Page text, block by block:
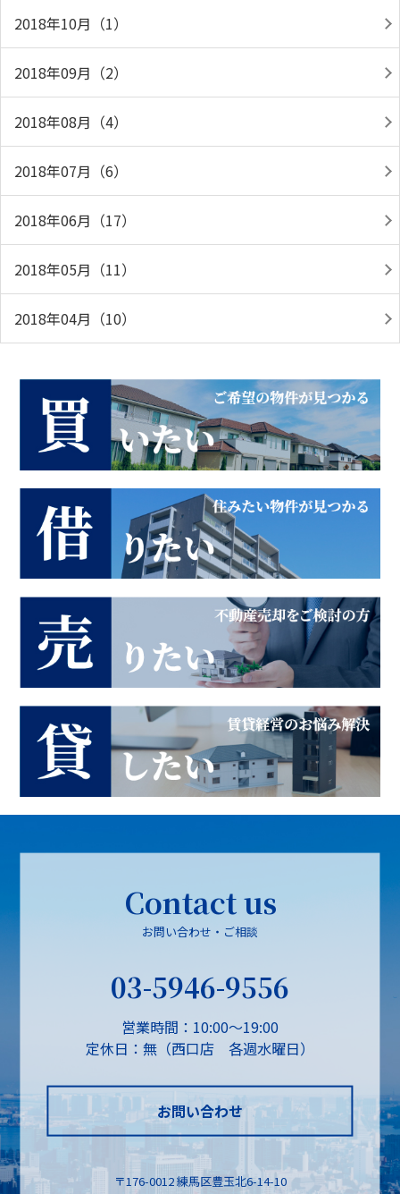
2018年10月（1）
2018年09月（2）
2018年08月（4）
2018年07月（6）
2018年06月（17）
2018年05月（11）
2018年04月（10）
Contact us
お問い合わせ・ご相談
03-5946-9556
営業時間：10:00～19:00
定休日：無（西口店 各週水曜日）
お問い合わせ
〒176-0012 練馬区豊玉北6-14-10